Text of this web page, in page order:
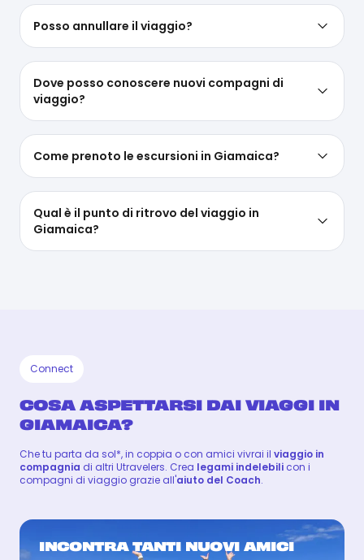
Posso annullare il viaggio?
Dove posso conoscere nuovi compagni di
viaggio?
Come prenoto le escursioni in Giamaica?
Qual è il punto di ritrovo del viaggio in
Giamaica?
Connect
COSA ASPETTARSI DAI VIAGGI IN
GIAMAICA?
Che tu parta da sol*, in coppia o con amici vivrai il viaggio in
compagnia di altri Utravelers. Crea legami indelebili con i
compagni di viaggio grazie all'aiuto del Coach.
INCONTRA TANTI NUOVI AMICI